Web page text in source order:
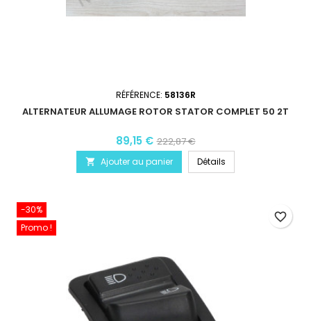
RÉFÉRENCE: 58136R
ALTERNATEUR ALLUMAGE ROTOR STATOR COMPLET 50 2T
89,15 € 222,87 €
 Ajouter au panier Détails
-30%
Promo !
favorite_border